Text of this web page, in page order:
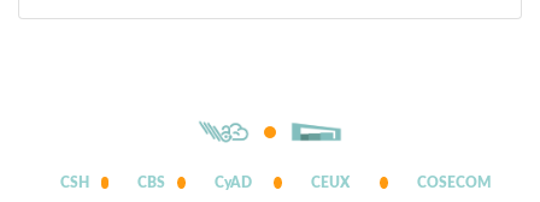
CSH CBS CyAD CEUX COSECOM